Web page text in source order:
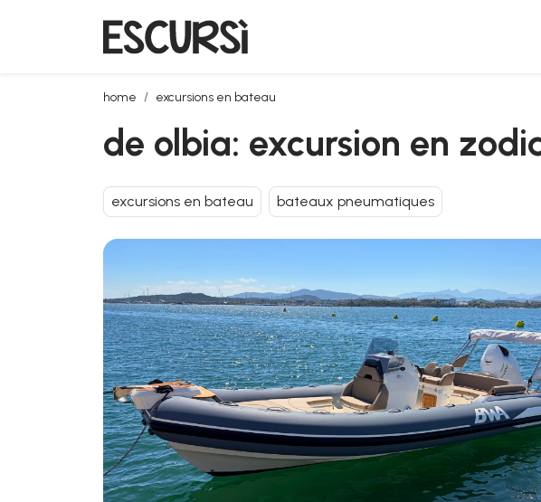
home excursions en bateau
de olbia: excursion en zodiac parmi les plages de porto cervo
de olbia: excursion en
excursions en bateau bateaux pneumatiques